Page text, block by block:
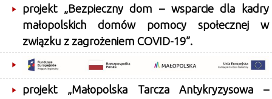
projekt „Bezpieczny dom – wsparcie dla kadry
małopolskich domów pomocy społecznej w
związku z zagrożeniem COVID-19”.
projekt „Małopolska Tarcza Antykryzysowa –